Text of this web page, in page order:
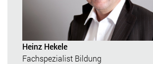
Heinz Hekele
Fachspezialist Bildung